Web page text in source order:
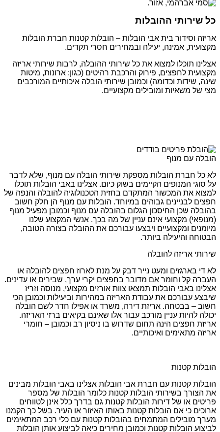
כל שירותי ההובלות
אריזה וסידור בית אבי הובלות – הובלות קטנות חברת הובלות
מקצועית, אמינה, יעילה ובמחירים חסרי תקדים.
אצלינו תוכלו למצוא את כל שירותי ההובלה, לרבות שירותי אריזה
מקצועית לחפצים, פירוק והרכבת רהיטים (כגון: ארונות, מיטות
שינה, שידות וכדומה) וכמובן שירותי הובלה איכותיים המורכבים
מצי של משאיות ומובילים מקצועיים.
הובלה עם מנוף
לא כל חברת הובלות מספקת שירותי הובלה עם מנוף, שלא לדבר
על סוגי המנופים הקיימים בשוק כיום. אצלינו באבי הובלות תוכלו
למצוא את המכשור המתקדם בחזית הטכנולוגיה להובלה והנפה של
חפצים לבניינים גבוהים במיוחד. הובלות עם מנוף הן חלק חשוב
בהובלה שכן החיסכון הגלום בהובלה עם מנוף וכמובן מפעיל מנוף
(מנופאי) מקצועי אינם עניין של מה בכך. אנשי המקצוע שלנו
מיומנים ומקצועיים ויבצעו עבורכם את ההובלה בצורה הטובה,
הבטוחה והיעילה ביותר.
שירותי אריזה להובלה
לא די בארגזים ומעט נייר דבק על מנת לארוז חפצים להובלה או
העברה קל וחומר אם מדובר בחפצים יקרי ערך, שבירים או עדינים.
אצלינו באבי הובלות תמצאו צוות אורזים מקצועי, מנוסה וזריז
שיבצע עבורכם את עבודת האריזה במהירות וביעילות וכמובן הכי
חשוב – בבטחה. אריזת דירה, משרד או אפילו חדר לשם הובלה
יכולה להיות עניין מורכב עבור אלו שאינם בקיאים ברזי האריזה.
אריזת חפצים הינה תחום שדרוש בו ניסיון רב וכמובן – חומרי
אריזה מתאימים ואיכותיים.
הובלות קטנות
הובלות קטנות עם חברת אבי הובלות אצלינו באבי הובלות מבינים
את הצורך בשירותי הובלות קטנות כלומר הובלות של מספר
פריטים או של דירות הובלות קטנות גם בדרך כלל אינן לטווחים
ארוכים כי אם הובלות קטנות באותו האיזור או העיר. בשל כך הקמנו
מערך מובילים המתמחים בהובלות קטנות עם כלי רכב המתאימים
לביצוע הובלות קטנות וכמובן מחירים כיאה לביצוע אותן הובלות